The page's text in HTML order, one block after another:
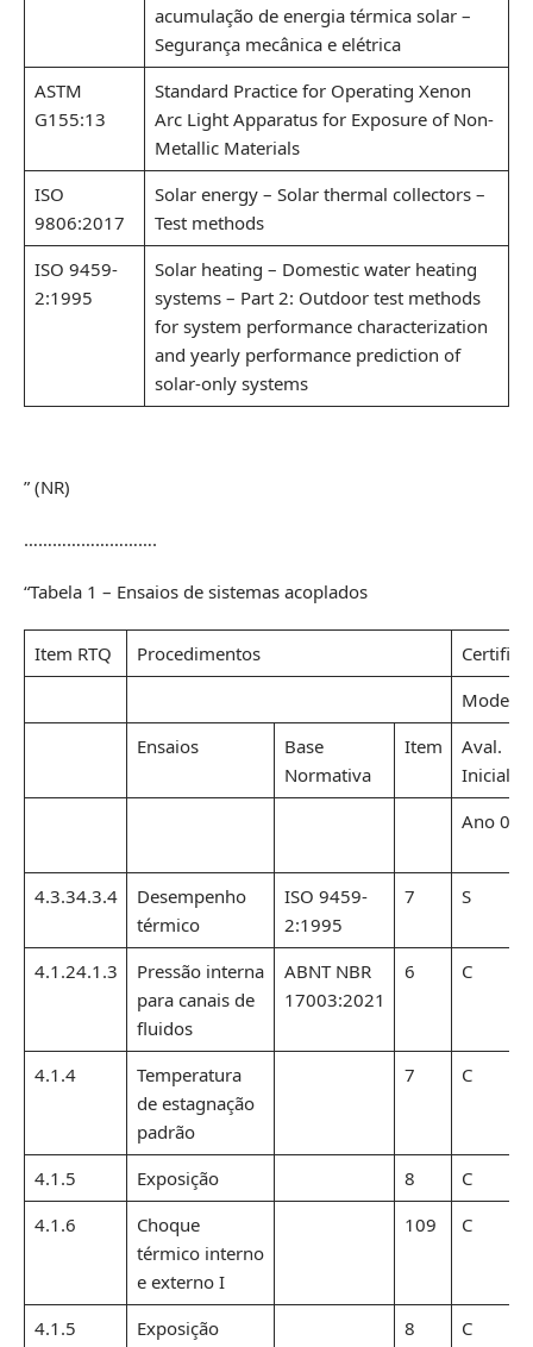
acumulação de energia térmica solar –
Segurança mecânica e elétrica
ASTM
G155:13
Standard Practice for Operating Xenon
Arc Light Apparatus for Exposure of Non-
Metallic Materials
ISO
9806:2017
Solar energy – Solar thermal collectors –
Test methods
ISO 9459-
2:1995
Solar heating – Domestic water heating
systems – Part 2: Outdoor test methods
for system performance characterization
and yearly performance prediction of
solar-only systems
” (NR)
……………………….
“Tabela 1 – Ensaios de sistemas acoplados
Item RTQ Procedimentos
Modelo
Ensaios
Base
Normativa
Item
Aval.
Inicial
Ano 0
4.3.34.3.4
Desempenho
térmico
ISO 9459-
2:1995
7 S
4.1.24.1.3
Pressão interna
para canais de
fluidos
ABNT NBR
17003:2021
6 C
4.1.4
Temperatura
de estagnação
padrão
7 C
4.1.5 Exposição 8 C
4.1.6
Choque
térmico interno
e externo I
109 C
4.1.5 Exposição 8 C